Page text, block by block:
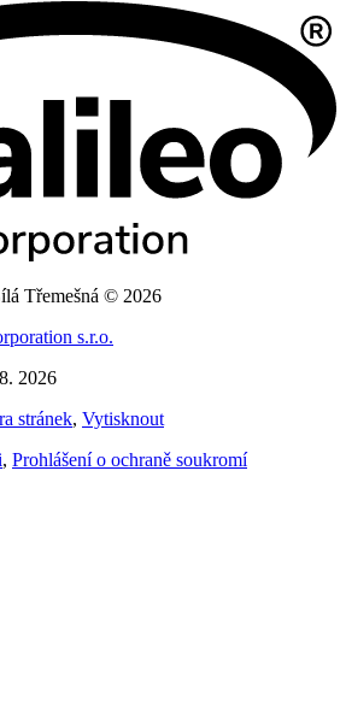
Třemešná © 2026
s.r.o.
2026
stránek, Vytisknout
, Prohlášení o ochraně soukromí